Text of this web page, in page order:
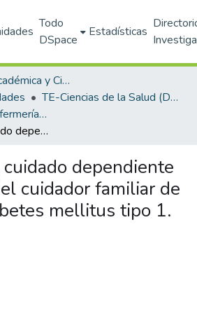
Todo
DSpace
Estadísticas
Producción Académica y Científica
TE-Ciencias de la Salud (DACS)
Especialidad en enfermería pediátrica
Capacidades, cuidado dependiente y cansancio del cuidador familiar de niños con diabetes mellitus tipo 1.
cuidado dependiente
cuidador familiar de
mellitus tipo 1.